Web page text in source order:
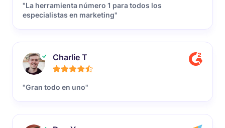
"La herramienta número 1 para todos los
especialistas en marketing"
Charlie T
"Gran todo en uno"